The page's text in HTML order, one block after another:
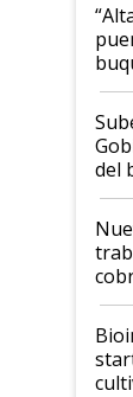
la
del